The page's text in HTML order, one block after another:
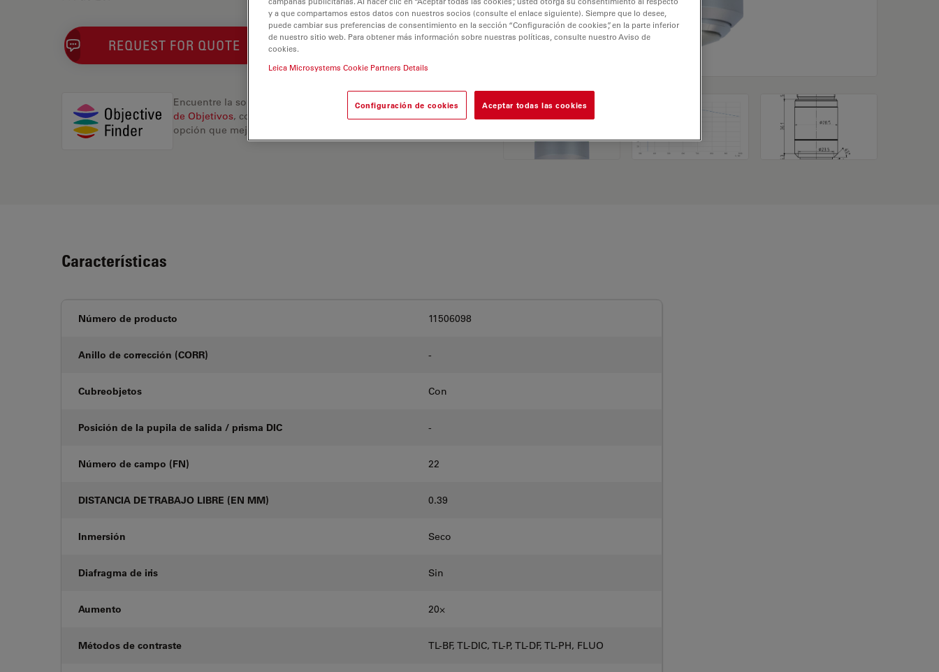
REQUEST FOR QUOTE
Encuentre la solución ideal. Explore nuestroBuscador
de Objetivos, compare alternativas y encuentre la
opción que mejor se adapte a sus necesidades.
Características
Número de producto 11506098
Anillo de corrección (CORR) -
Cubreobjetos Con
Posición de la pupila de salida / prisma DIC -
Número de campo (FN) 22
DISTANCIA DE TRABAJO LIBRE (EN MM) 0.39
Inmersión Seco
Diafragma de iris Sin
Aumento 20⨉
Métodos de contraste TL-BF, TL-DIC, TL-P, TL-DF, TL-PH, FLUO
y a que compartamos estos datos con nuestros socios (consulte el enlace siguiente). Siempre que lo desee,
puede cambiar sus preferencias de consentimiento en la sección “Configuración de cookies”, en la parte inferior
de nuestro sitio web. Para obtener más información sobre nuestras políticas, consulte nuestro Aviso de
cookies.
Leica Microsystems Cookie Partners Details
Configuración de cookies Aceptar todas las cookies